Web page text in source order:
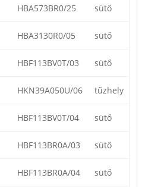
HBA573BR0/25 sütő
HBA3130R0/05 sütő
HBF113BV0T/03 sütő
HKN39A050U/06 tűzhely
HBF113BV0T/04 sütő
HBF113BR0A/03 sütő
HBF113BR0A/04 sütő